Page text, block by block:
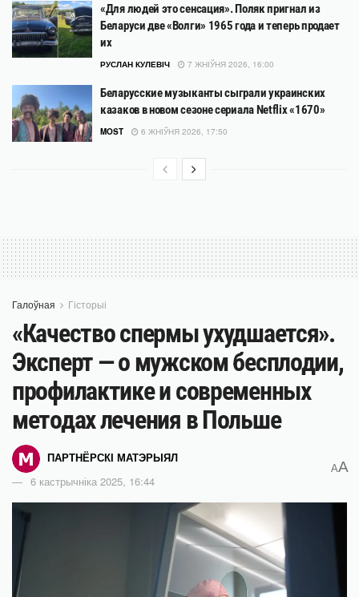
«Для людей это сенсация». Поляк пригнал из
Беларуси две «Волги» 1965 года и теперь продает
их
РУСЛАН КУЛЕВІЧ 7 ЖНІЎНЯ 2026, 16:00
Беларусские музыканты сыграли украинских
казаков в новом сезоне сериала Netflix «1670»
MOST 6 ЖНІЎНЯ 2026, 17:50
Галоўная Гісторыі
«Качество спермы ухудшается».
Эксперт — о мужском бесплодии,
профилактике и современных
методах лечения в Польше
ПАРТНЁРСКІ МАТЭРЫЯЛ
6 кастрычніка 2025, 16:44
AA